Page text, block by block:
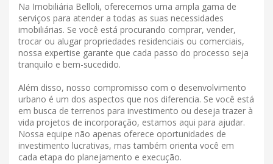
Na Imobiliária Belloli, oferecemos uma ampla gama de
serviços para atender a todas as suas necessidades
imobiliárias. Se você está procurando comprar, vender,
trocar ou alugar propriedades residenciais ou comerciais,
nossa expertise garante que cada passo do processo seja
tranquilo e bem-sucedido.
Além disso, nosso compromisso com o desenvolvimento
urbano é um dos aspectos que nos diferencia. Se você está
em busca de terrenos para investimento ou deseja trazer à
vida projetos de incorporação, estamos aqui para ajudar.
Nossa equipe não apenas oferece oportunidades de
investimento lucrativas, mas também orienta você em
cada etapa do planejamento e execução.